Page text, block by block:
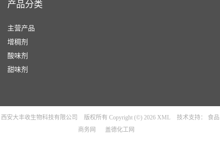
产品分类
主营产品
增稠剂
酸味剂
甜味剂
西安大丰收生物科技有限公司 版权所有 Copyright (©) 2026 XML 技术支持：
食品
商务网
盖德化工网